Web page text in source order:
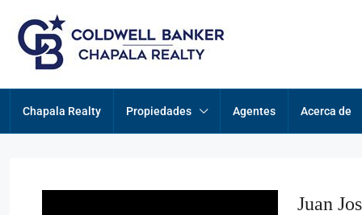
Chapala Realty Propiedades Agentes Acerca de
Juan